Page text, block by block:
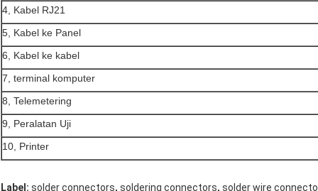
4, Kabel RJ21
5, Kabel ke Panel
6, Kabel ke kabel
7, terminal komputer
8, Telemetering
9, Peralatan Uji
10, Printer
Label: solder connectors, soldering connectors, solder wire